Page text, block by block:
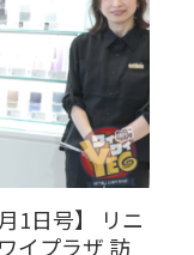
1日号】 リニ
イプラザ 訪